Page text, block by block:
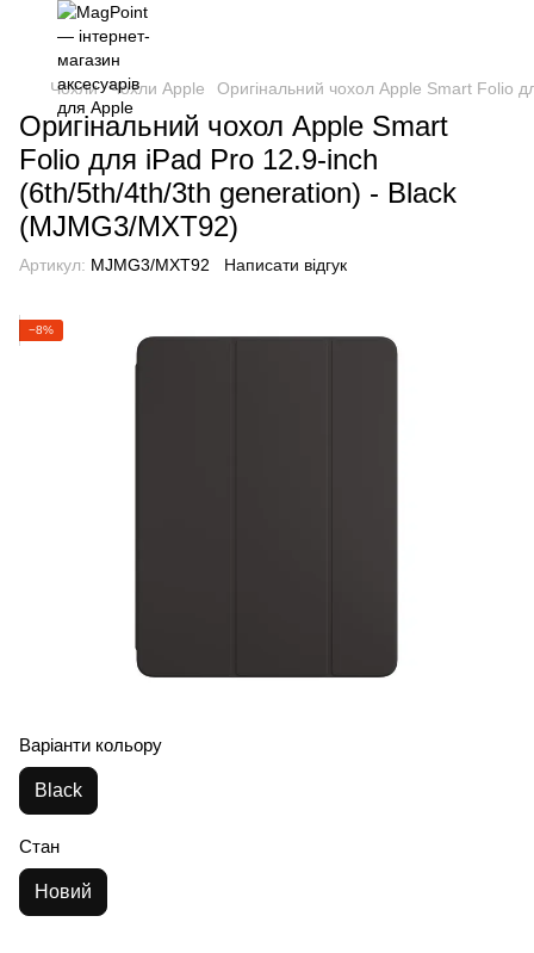
Чохли Чохли Apple Оригінальний чохол Apple Smart Folio
Оригінальний чохол Apple Smart
Folio для iPad Pro 12.9-inch
(6th/5th/4th/3th generation) - Black
(MJMG3/MXT92)
Артикул: MJMG3/MXT92 Написати відгук
−8%
Варіанти кольору
Black
Стан
Новий